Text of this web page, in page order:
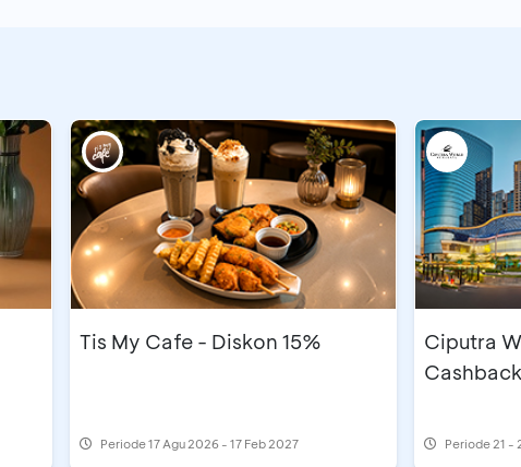
Tis My Cafe - Diskon 15%
Periode17 Agu 2026 - 17 Feb 2027
Ciputra
Periode21 -